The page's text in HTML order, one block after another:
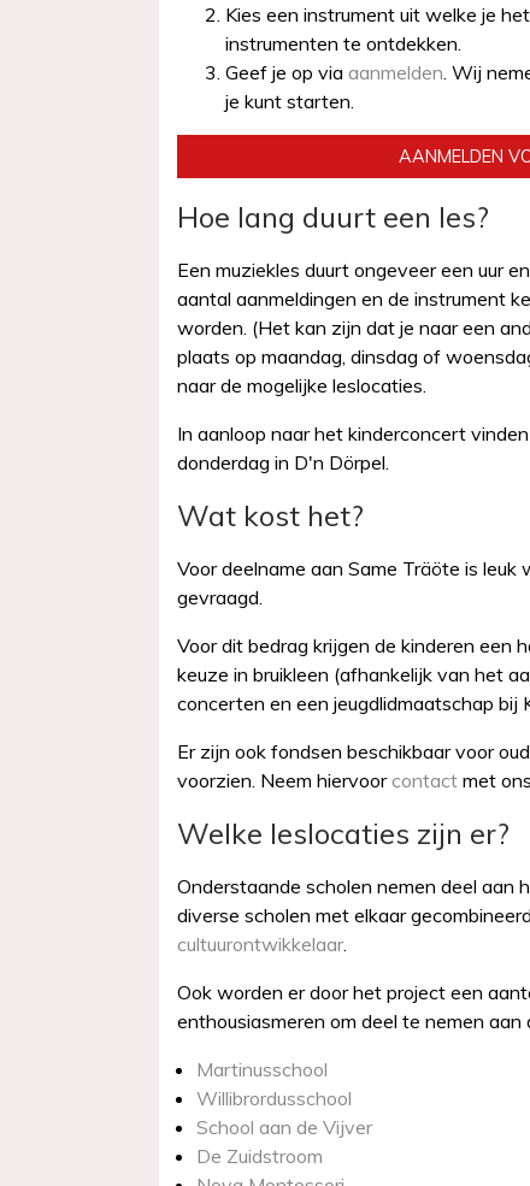
Kies een instrument uit welke je
instrumenten te ontdekken.
Geef je op via aanmelden. Wij
je kunt starten.
Hoe lang duurt een les?
Een muziekles duurt ongeveer een uur
aantal aanmeldingen en de instrument
worden. (Het kan zijn dat je naar een
plaats op maandag, dinsdag of
naar de mogelijke leslocaties.
In aanloop naar het kinderconcert
donderdag in D'n Dörpel.
Wat kost het?
Voor deelname aan Same Träöte is
gevraagd.
Voor dit bedrag krijgen de kinderen een
keuze in bruikleen (afhankelijk van het
concerten en een jeugdlidmaatschap bij
Er zijn ook fondsen beschikbaar voor
voorzien. Neem hiervoorcontact met
Welke leslocaties zijn er?
Onderstaande scholen nemen deel aan
diverse scholen met elkaar
cultuurontwikkelaar.
Ook worden er door het project een
enthousiasmeren om deel te nemen aan
Martinusschool
Willibrordusschool
School aan de Vijver
De Zuidstroom